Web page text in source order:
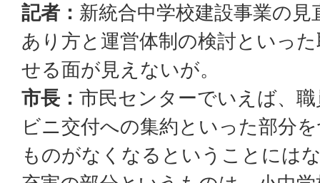
記者： 新統合中学校建設事業の
あり方と運営体制の検討といっ
せる面が見えないが。
市長： 市民センターでいえば、
ビニ交付への集約といった部分
ものがなくなるということには